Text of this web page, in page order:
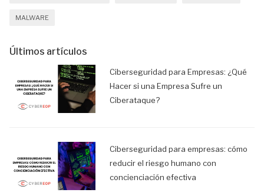
MALWARE
Últimos artículos
Ciberseguridad para Empresas: ¿Qué
Hacer si una Empresa Sufre un
Ciberataque?
Ciberseguridad para empresas: cómo
reducir el riesgo humano con
concienciación efectiva